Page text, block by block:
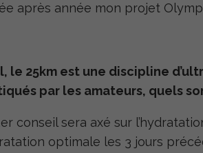
après année mon projet
le 25km est une discipline
par les amateurs, quels
conseil sera axé sur
optimale les 3 jours